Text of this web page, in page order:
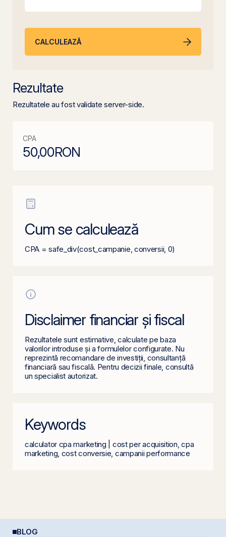
CALCULEAZĂ
Rezultate
Rezultatele au fost validate server-side.
CPA
50,00RON
Cum se calculează
CPA = safe_div(cost_campanie, conversii, 0)
Disclaimer financiar și fiscal
Rezultatele sunt estimative, calculate pe baza
valorilor introduse și a formulelor configurate. Nu
reprezintă recomandare de investiții, consultanță
financiară sau fiscală. Pentru decizii finale, consultă
un specialist autorizat.
Keywords
calculator cpa marketing | cost per acquisition, cpa
marketing, cost conversie, campanii performance
BLOG